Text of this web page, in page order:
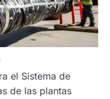
el Sistema de
de las plantas